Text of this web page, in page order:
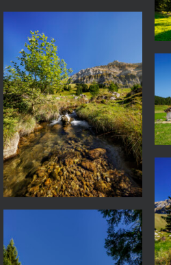
Wasserhüttli 25-09-19-1050-
Pano
Aueli 25-09-19-1293